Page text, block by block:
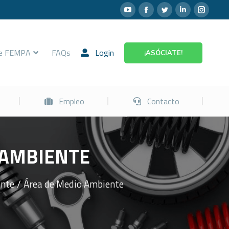
FEMPA FAQs Login ¡ASÓCIATE!
Empleo Contacto
Área de Medio Ambiente
Prevención Empleo Contacto